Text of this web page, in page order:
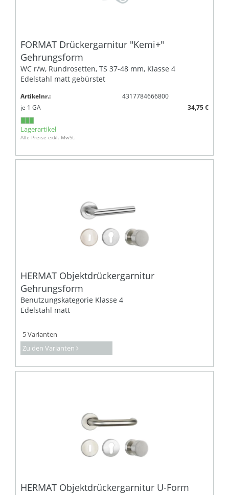
FORMAT Drückergarnitur "Kemi+"
Gehrungsform
WC r/w, Rundrosetten, TS 37-48 mm, Klasse 4
Edelstahl matt gebürstet
Artikelnr.:
4317784666800
je 1 GA 34,75 €
Lagerartikel
Alle Preise exkl. MwSt.
HERMAT Objektdrückergarnitur
Gehrungsform
Benutzungskategorie Klasse 4
Edelstahl matt
5 Varianten
Zu den Varianten
HERMAT Objektdrückergarnitur U-Form